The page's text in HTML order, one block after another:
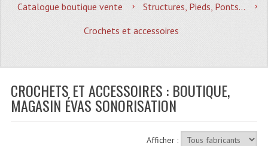
MAGASIN
Quoi De Neuf?
Plan Acces, Horaires.
Location De Matériel
Catalogue boutique vente
Structures, Pieds, Ponts...
Crochets et accessoires
CROCHETS ET ACCESSOIRES : BOUTIQUE,
MAGASIN ÉVAS SONORISATION
Afficher :